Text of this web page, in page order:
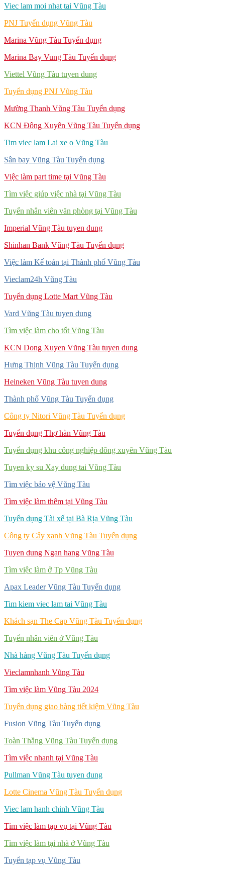
Viec lam moi nhat tai Vũng Tàu
PNJ Tuyển dụng Vũng Tàu
Marina Vũng Tàu Tuyển dụng
Marina Bay Vung Tàu Tuyển dụng
Viettel Vũng Tàu tuyen dung
Tuyển dụng PNJ Vũng Tàu
Mường Thanh Vũng Tàu Tuyển dụng
KCN Đông Xuyên Vũng Tàu Tuyển dụng
Tim viec lam Lai xe o Vũng Tàu
Sân bay Vũng Tàu Tuyển dụng
Việc làm part time tại Vũng Tàu
Tìm việc giúp việc nhà tại Vũng Tàu
Tuyển nhân viên văn phòng tại Vũng Tàu
Imperial Vũng Tàu tuyen dung
Shinhan Bank Vũng Tàu Tuyển dụng
Việc làm Kế toán tại Thành phố Vũng Tàu
Vieclam24h Vũng Tàu
Tuyển dụng Lotte Mart Vũng Tàu
Vard Vũng Tàu tuyen dung
Tìm việc làm cho tốt Vũng Tàu
KCN Dong Xuyen Vũng Tàu tuyen dung
Hưng Thịnh Vũng Tàu Tuyển dụng
Heineken Vũng Tàu tuyen dung
Thành phố Vũng Tàu Tuyển dụng
Công ty Nitori Vũng Tàu Tuyển dụng
Tuyển dụng Thợ hàn Vũng Tàu
Tuyển dụng khu công nghiệp đông xuyên Vũng Tàu
Tuyen ky su Xay dung tai Vũng Tàu
Tìm việc bảo vệ Vũng Tàu
Tìm việc làm thêm tại Vũng Tàu
Tuyển dụng Tài xế tại Bà Rịa Vũng Tàu
Công ty Cây xanh Vũng Tàu Tuyển dụng
Tuyen dung Ngan hang Vũng Tàu
Tìm việc làm ở Tp Vũng Tàu
Apax Leader Vũng Tàu Tuyển dụng
Tim kiem viec lam tai Vũng Tàu
Khách sạn The Cap Vũng Tàu Tuyển dụng
Tuyển nhân viên ở Vũng Tàu
Nhà hàng Vũng Tàu Tuyển dụng
Vieclamnhanh Vũng Tàu
Tìm việc làm Vũng Tàu 2024
Tuyển dụng giao hàng tiết kiệm Vũng Tàu
Fusion Vũng Tàu Tuyển dụng
Toàn Thắng Vũng Tàu Tuyển dụng
Tìm việc nhanh tại Vũng Tàu
Pullman Vũng Tàu tuyen dung
Lotte Cinema Vũng Tàu Tuyển dụng
Viec lam hanh chinh Vũng Tàu
Tìm việc làm tạp vụ tại Vũng Tàu
Tìm việc làm tại nhà ở Vũng Tàu
Tuyển tạp vụ Vũng Tàu